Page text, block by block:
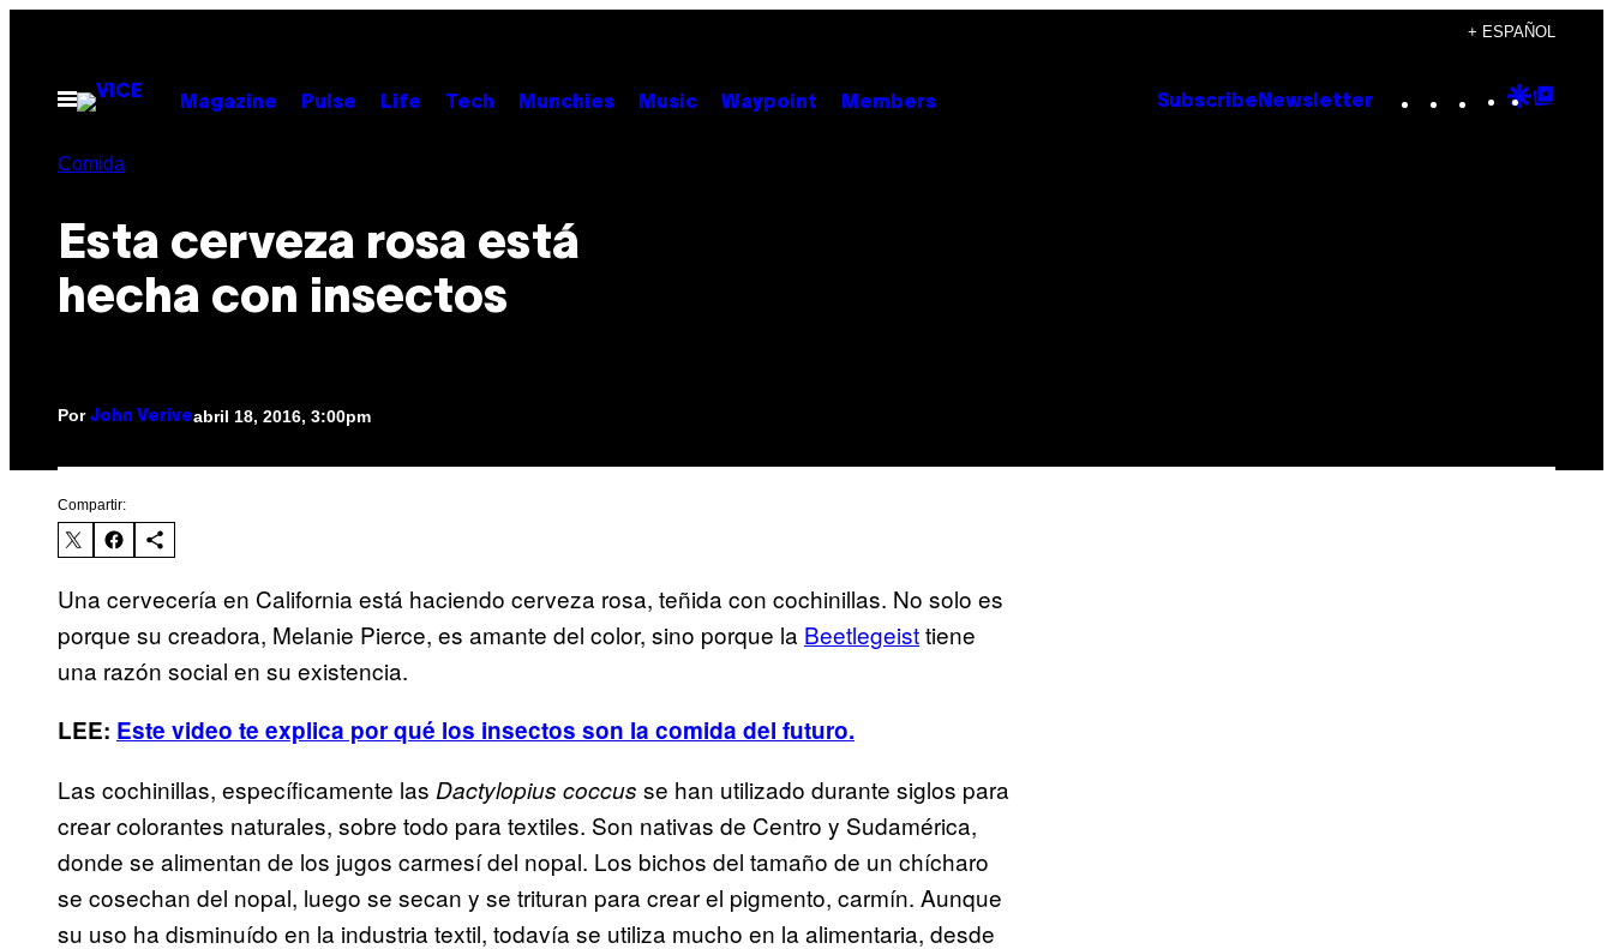
contenido
+ ESPAÑOL
Abrir
Menú
Magazine Pulse Life Tech Munchies Music Waypoint Members Subscribe Newsletter Instagram
TikTok
YouTube
Google
Comida
Esta cerveza rosa está
hecha con insectos
Por John Veriveabril 18, 2016, 3:00pm
Compartir:
Una cervecería en California está haciendo cerveza rosa, teñida con cochinillas. No solo es
porque su creadora, Melanie Pierce, es amante del color, sino porque la Beetlegeisttiene
una razón social en su existencia.
LEE: Este video te explica por qué los insectos son la comida del futuro.
Las cochinillas, específicamente las Dactylopius coccus se han utilizado durante siglos para
crear colorantes naturales, sobre todo para textiles. Son nativas de Centro y Sudamérica,
donde se alimentan de los jugos carmesí del nopal. Los bichos del tamaño de un chícharo
se cosechan del nopal, luego se secan y se trituran para crear el pigmento, carmín. Aunque
su uso ha disminuído en la industria textil, todavía se utiliza mucho en la alimentaria, desde